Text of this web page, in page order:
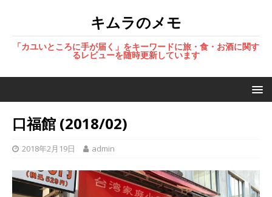
キムラのメモ
「カユいところに手が届く」をキーワードに旅・食・お酒に関す
るレビューを随時更新しています
口福館 (2018/02)
2018年2月19日 admin